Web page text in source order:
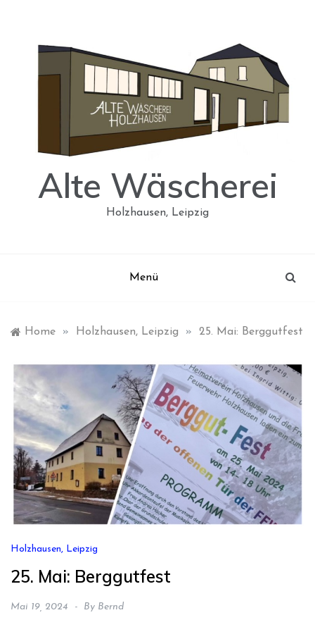
Alte Wäscherei
Holzhausen, Leipzig
Menü
Home » Holzhausen, Leipzig » 25. Mai: Berggutfest
Holzhausen, Leipzig
25. Mai: Berggutfest
Mai 19, 2024 By Bernd